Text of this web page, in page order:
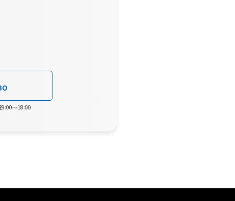
～18:00